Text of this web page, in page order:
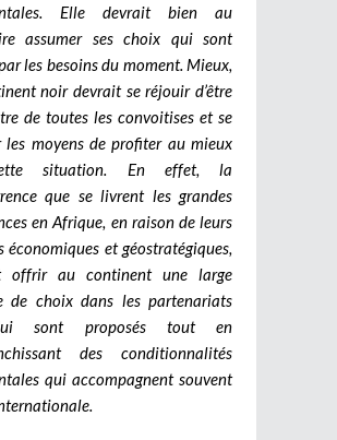
Elle devrait bien au
assumer ses choix qui sont
les besoins du moment. Mieux,
noir devrait se réjouir d’être
de toutes les convoitises et se
les moyens de profiter au mieux
situation. En effet, la
que se livrent les grandes
en Afrique, en raison de leurs
économiques et géostratégiques,
offrir au continent une large
de choix dans les partenariats
sont proposés tout en
des conditionnalités
qui accompagnent souvent